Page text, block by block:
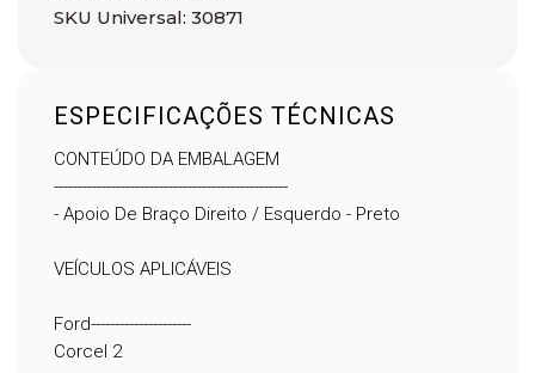
SKU Universal: 30871
ESPECIFICAÇÕES TÉCNICAS
CONTEÚDO DA EMBALAGEM
-------------------------------------------------
- Apoio De Braço Direito / Esquerdo - Preto
VEÍCULOS APLICÁVEIS
Ford---------------------
Corcel 2